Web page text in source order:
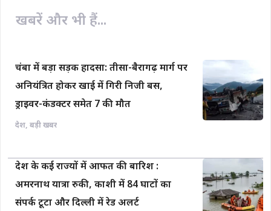
खबरें और भी हैं...
चंबा में बड़ा सड़क हादसा: तीसा-बैरागढ़ मार्ग पर
अनियंत्रित होकर खाई में गिरी निजी बस,
ड्राइवर-कंडक्टर समेत 7 की मौत
देश, बड़ी खबर
देश के कई राज्यों में आफत की बारिश :
अमरनाथ यात्रा रुकी, काशी में 84 घाटों का
संपर्क टूटा और दिल्ली में रेड अलर्ट